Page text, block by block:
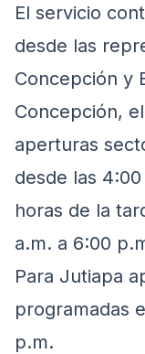
El servicio
desde las
Concepción y
Concepción,
aperturas
desde las
horas de la
a.m. a 6:00
Para Jutiapa
programadas
p.m.